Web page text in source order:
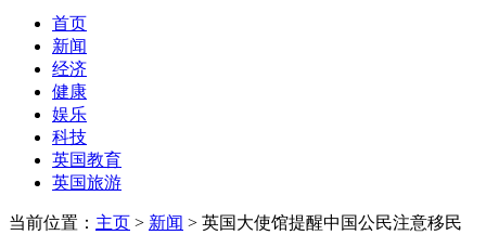
首页
新闻
经济
健康
娱乐
科技
英国教育
英国旅游
当前位置： 主页 > 新闻 > 英国大使馆提醒中国公民注意移民